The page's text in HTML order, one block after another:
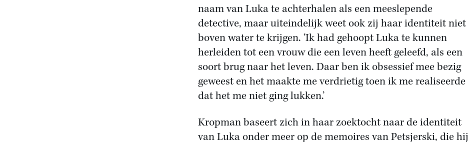
naam van Luka te achterhalen als een meeslepende
detective, maar uiteindelijk weet ook zij haar identiteit niet
boven water te krijgen. ‘Ik had gehoopt Luka te kunnen
herleiden tot een vrouw die een leven heeft geleefd, als een
soort brug naar het leven. Daar ben ik obsessief mee bezig
geweest en het maakte me verdrietig toen ik me realiseerde
dat het me niet ging lukken.’
Kropman baseert zich in haar zoektocht naar de identiteit
van Luka onder meer op de memoires van Petsjerski, die hij